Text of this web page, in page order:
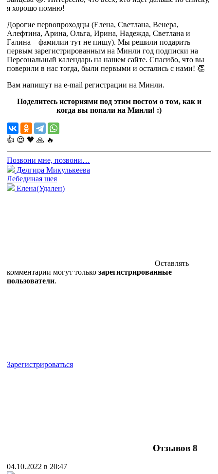
я хорошо помню!
Дорогие первопроходцы (Елена, Светлана, Венера,
Алефтина, Арина, Ольга, Ирина, Надежда, Светлана и
Галина – фамилии тут не пишу). Мы решили подарить
первым зарегистрированным на Минли год подписки на
Персональный календарь на нашем сайте. Спасибо, что вы
поверили в нас тогда, были первыми и остались с нами! 👏
Вам напишут на e-mail регистрации на Минли.
Поделитесь историями под этим постом о том, как и
когда вы попали на Минли! :)
👍 😍 🧡 🙏 🔥
Позвони мне, позвони…
Делгира Микулькеева
Лебединая шея
Елена(Удален)
Оставлять
комментарии могут только зарегистрированные
пользователи.
Зарегистрироваться
Отзывов 8
04.10.2022 в 20:47